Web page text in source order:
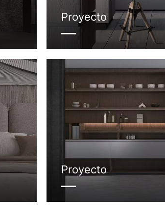
Proyecto
Proyecto